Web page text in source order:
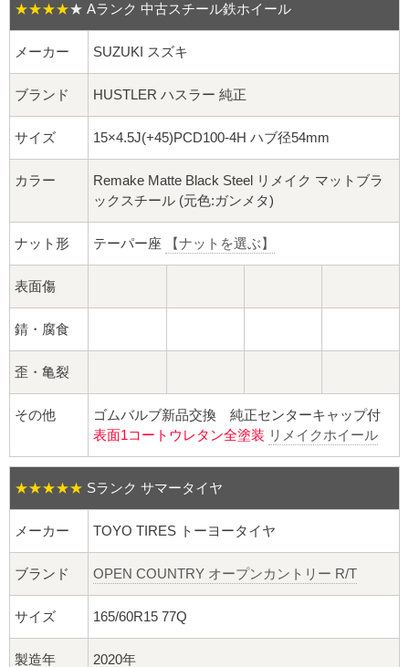
20インチ：夏タイヤホイール
ホイールナット
ロング球面ナット
ショート球面ナット
貫通ナット
ロング袋ナット
ショート袋ナット
スチール鉄ホイール
持ち込み交換工賃
★★★★★ Aランク 中古スチール鉄ホイール
メーカー SUZUKI スズキ
ブランド HUSTLER ハスラー 純正
サイズ 15×4.5J(+45)PCD100-4H ハブ径54mm
カラー
Remake Matte Black Steel リメイク マットブラ
ックスチール (元色:ガンメタ)
ナット形 テーパー座 【ナットを選ぶ】
表面傷
錆・腐食
歪・亀裂
その他
ゴムバルブ新品交換 純正センターキャップ付
表面1コートウレタン全塗装 リメイクホイール
★★★★★ Sランク サマータイヤ
メーカー TOYO TIRES トーヨータイヤ
ブランド OPEN COUNTRY オープンカントリー R/T
サイズ 165/60R15 77Q
製造年 2020年